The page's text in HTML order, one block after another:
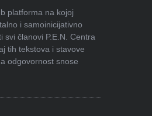
platforma na kojoj
i samoinicijativno
svi članovi P.E.N. Centra
tih tekstova i stavove
odgovornost snose